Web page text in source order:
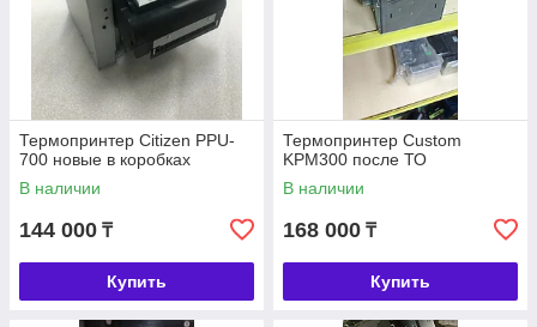
Термопринтер Citizen PPU-
700 новые в коробках
В наличии
144 000 ₸
Купить
Термопринтер Custom
KPM300 после ТО
В наличии
168 000 ₸
Купить